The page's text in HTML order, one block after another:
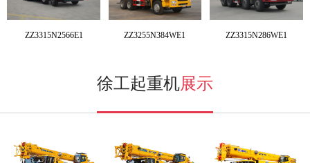
ZZ3315N2566E1 ZZ3255N384WE1 ZZ3315N286WE1
徐工起重机展示